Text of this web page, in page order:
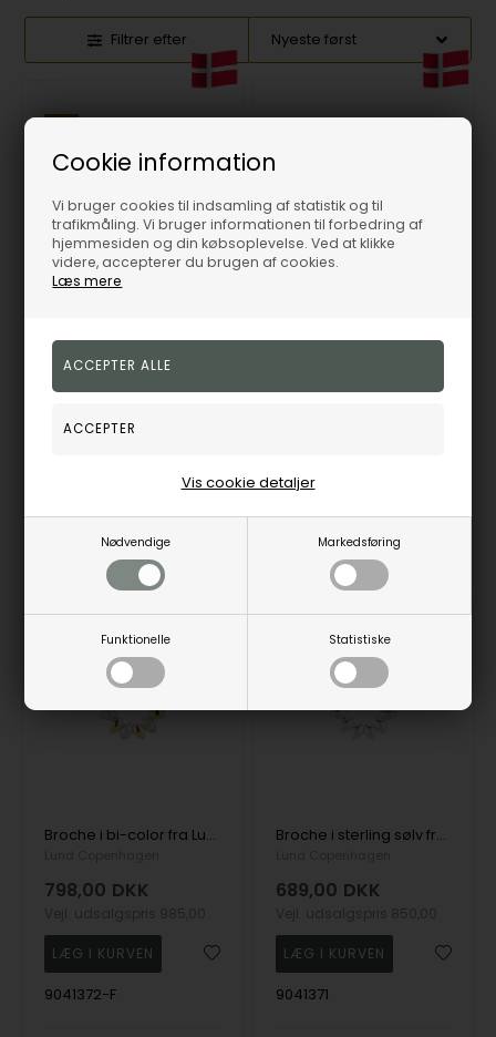
Cookie information
Vi bruger cookies til indsamling af statistik og til
trafikmåling. Vi bruger informationen til forbedring af
hjemmesiden og din købsoplevelse. Ved at klikke
videre, accepterer du brugen af cookies.
Læs mere
Nødvendige Markedsføring
Funktionelle Statistiske
Vis cookie detaljer
Filtrer efter
Lund Copenhagen
1.033,00 DKK
Vejl. udsalgspris1.275,00
Bestillingsvare
3-5
hverdage
Broche i sterling sølv fra Lund Copenhagen
999,00 DKK
9041380
1-3 hverdage
Broche i bi-color fra Lund Copenhagen
798,00 DKK
9041372-F
Broche i sterling sølv fra Lund Copenhagen
689,00 DKK
9041371